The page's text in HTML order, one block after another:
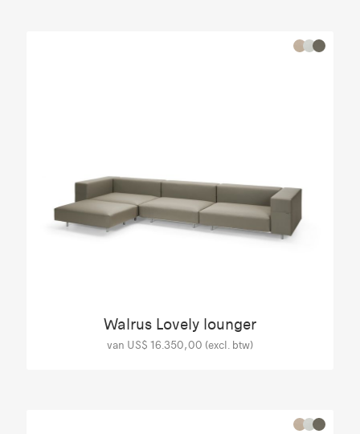
Walrus Lovely lounger
van US$ 16.350,00 (excl. btw)